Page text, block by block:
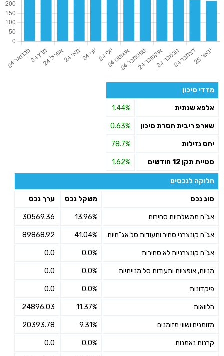
מדדי סיכון
אלפא שנתית 1.44%
שארפ ריבית חסרת סיכון 0.63%
יחס נזילות 78.7%
סטיית תקן 12 חודשים 1.62%
חלוקה לנכסים
סוג נכס משקל נכס ערך נכס
אג"ח ממשלתיות סחירות 13.96%
30569.36
אג"ח קונצרני סחיר ותעודות סל אג"חיות 41.04%
89868.92
אג"ח קונצרניות לא סחירות 0.0%
0.0
מניות, אופציות ותעודות סל מנייתיות 0.0%
0.0
פיקדונות 0.0%
0.0
הלוואות 11.37%
24896.03
מזומנים ושווי מזומנים 9.31%
20393.78
קרנות נאמנות 0.0%
0.0